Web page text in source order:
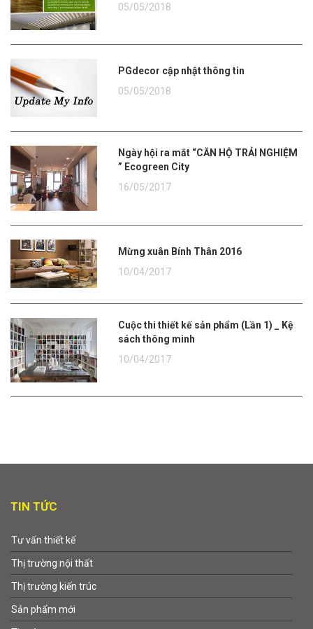
05/05/2018
PGdecor cập nhật thông tin
05/05/2018
Ngày hội ra mắt “CĂN HỘ TRẢI NGHIỆM
” Ecogreen City
16/05/2017
Mừng xuân Bính Thân 2016
10/04/2017
Cuộc thi thiết kế sản phẩm (Lần 1) _ Kệ
sách thông minh
10/04/2017
TIN TỨC
Tư vấn thiết kế
Thị trường nội thất
Thị trường kiến trúc
Sản phẩm mới